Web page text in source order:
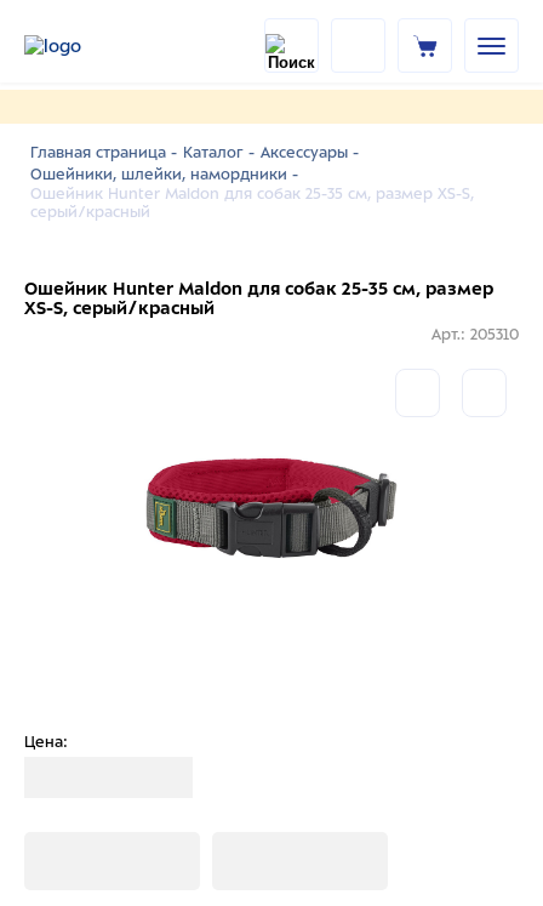
Главная страница - Каталог - Аксессуары -
Ошейники, шлейки, намордники -
Ошейник Hunter Maldon для собак 25-35 см, размер XS-S,
серый/красный
Ошейник Hunter Maldon для собак 25-35 см, размер
XS-S, серый/красный
Арт.: 205310
Цена: